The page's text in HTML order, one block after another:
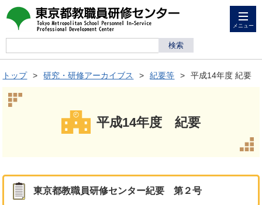
メニュー
トップ 研究・研修アーカイブス 紀要等 平成14年度 紀要
平成14年度 紀要
東京都教職員研修センター紀要 第２号